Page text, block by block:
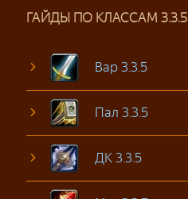
ГАЙДЫ ПО КЛАССАМ 3.3.5
Вар 3.3.5
Пал 3.3.5
ДК 3.3.5